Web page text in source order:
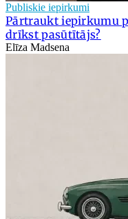
Publiskie iepirkumi
Pārtraukt iepirkumu
drīkst pasūtītājs?
Elīza Madsena